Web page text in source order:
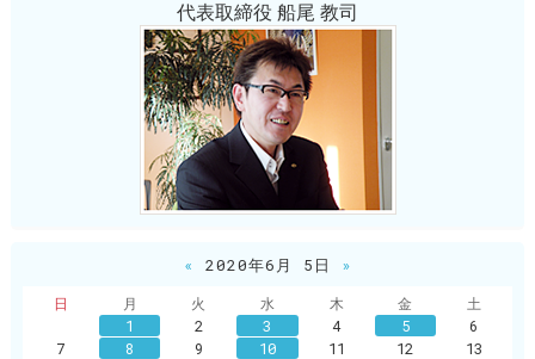
代表取締役 船尾 教司
« 2020年6月 5日
»
日
月 火 水 木 金
土
1
2 3 4 5
6
7
8 9 10 11 12
13